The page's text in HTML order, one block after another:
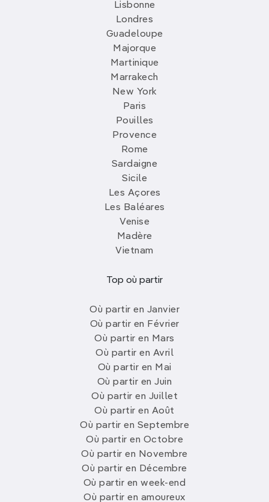
Lisbonne
Londres
Guadeloupe
Majorque
Martinique
Marrakech
New York
Paris
Pouilles
Provence
Rome
Sardaigne
Sicile
Les Açores
Les Baléares
Venise
Madère
Vietnam
Top où partir
Où partir en Janvier
Où partir en Février
Où partir en Mars
Où partir en Avril
Où partir en Mai
Où partir en Juin
Où partir en Juillet
Où partir en Août
Où partir en Septembre
Où partir en Octobre
Où partir en Novembre
Où partir en Décembre
Où partir en week-end
Où partir en amoureux